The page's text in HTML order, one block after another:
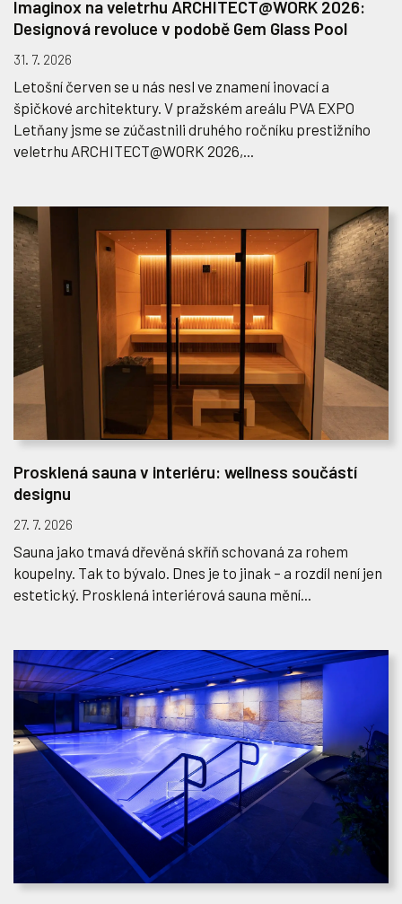
Imaginox na veletrhu ARCHITECT@WORK 2026:
Designová revoluce v podobě Gem Glass Pool
31. 7. 2026
Letošní červen se u nás nesl ve znamení inovací a
špičkové architektury. V pražském areálu PVA EXPO
Letňany jsme se zúčastnili druhého ročníku prestižního
veletrhu ARCHITECT@WORK 2026,...
Prosklená sauna v interiéru: wellness součástí
designu
27. 7. 2026
Sauna jako tmavá dřevěná skříň schovaná za rohem
koupelny. Tak to bývalo. Dnes je to jinak – a rozdíl není jen
estetický. Prosklená interiérová sauna mění...